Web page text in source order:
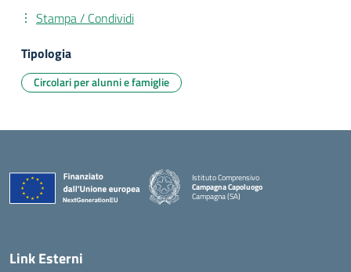
Stampa / Condividi
Tipologia
Circolari per alunni e famiglie
Istituto Comprensivo
Campagna Capoluogo
Campagna (SA)
Link Esterni